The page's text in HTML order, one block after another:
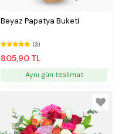
Beyaz Papatya Buketi
(3)
805,90 TL
Aynı gün teslimat